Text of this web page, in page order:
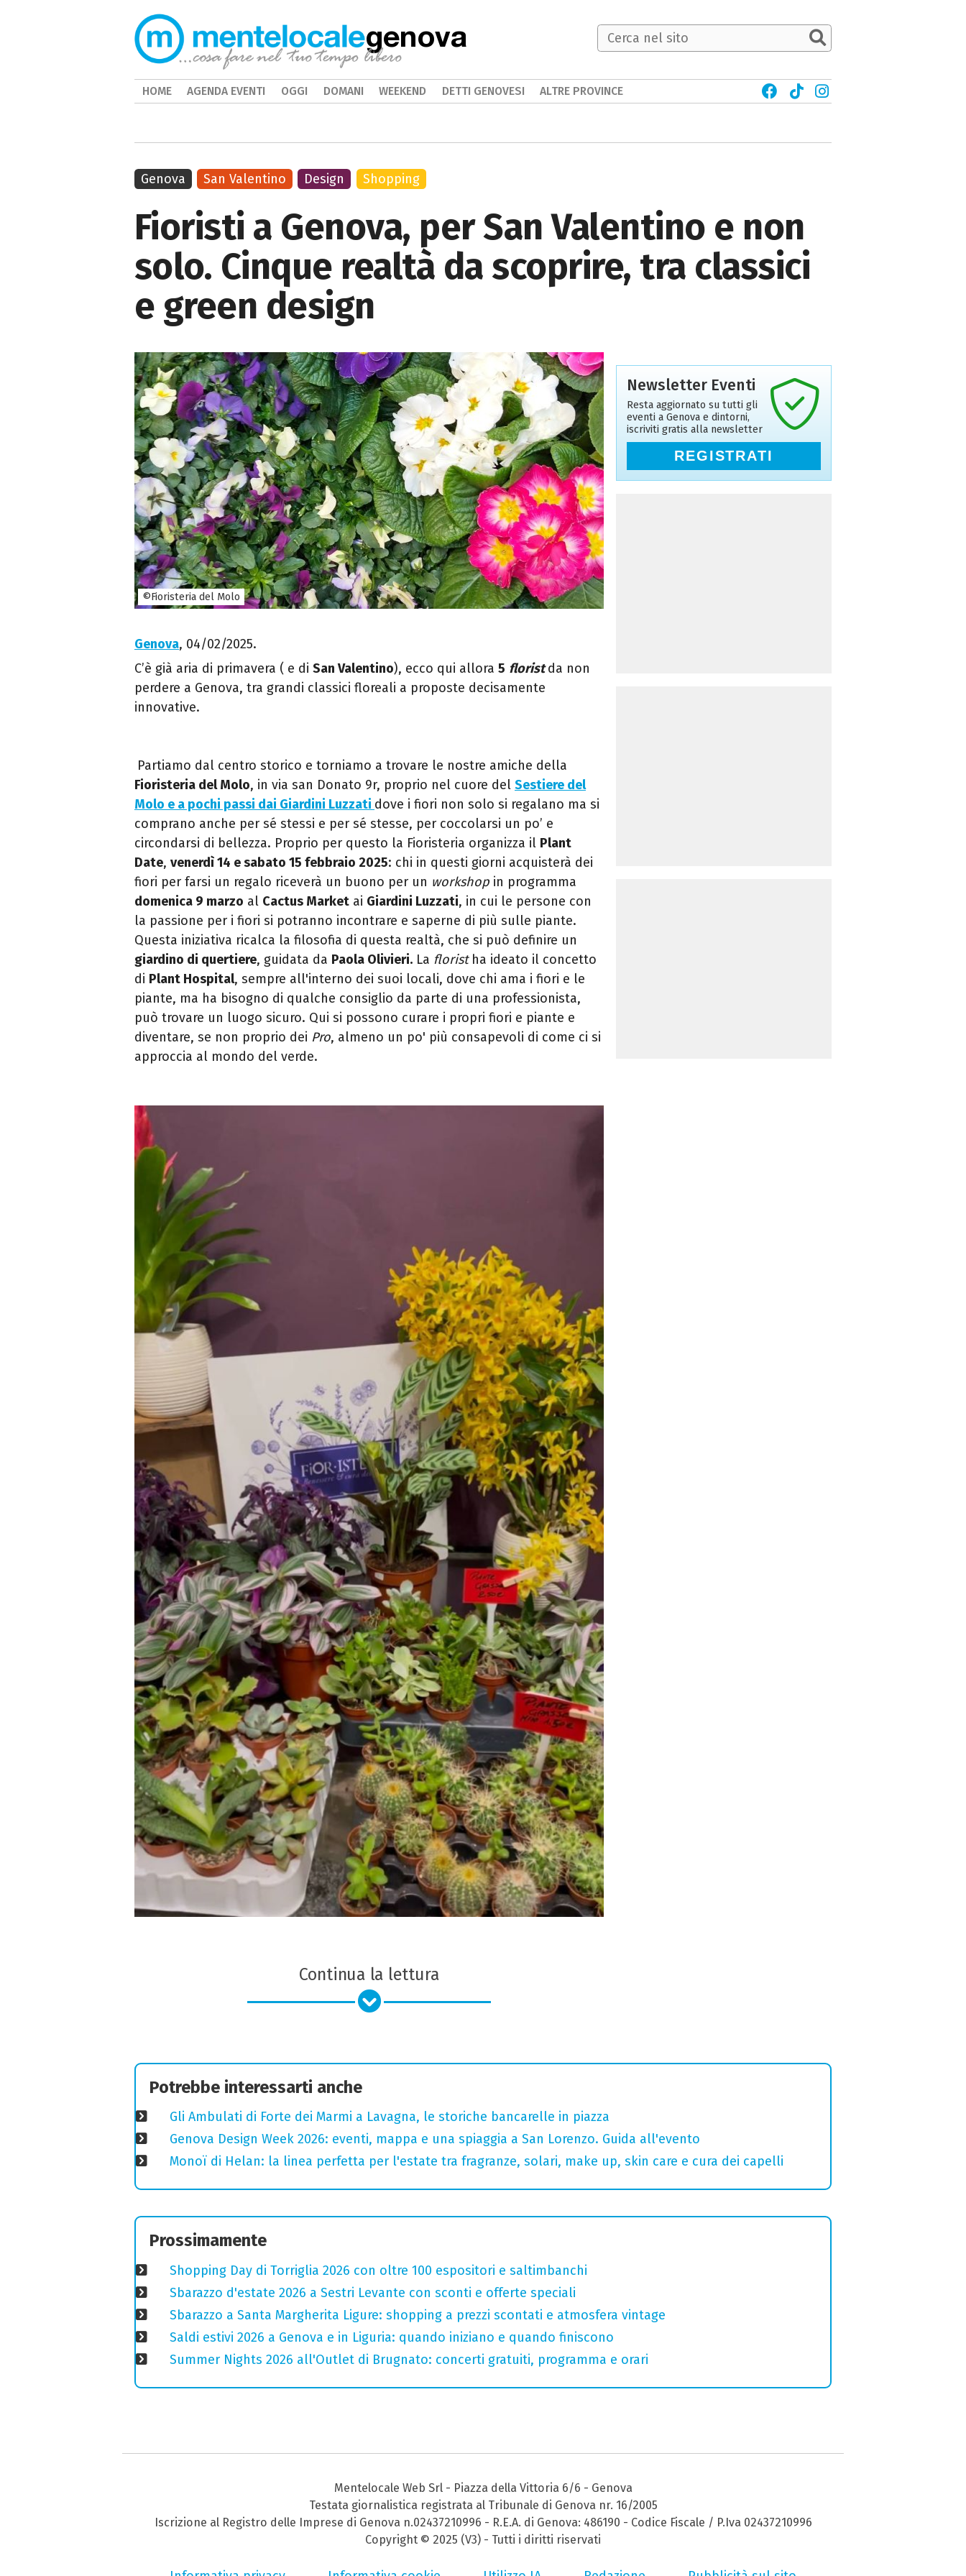
Fioristi a Genova, per San Valentino e non
solo. Cinque realtà da scoprire, tra classici
e green design
©Fioristeria del Molo
Genova, 04/02/2025.
C’è già aria di primavera ( e di San Valentino), ecco qui allora 5 florist da non
perdere a Genova, tra grandi classici floreali a proposte decisamente
innovative.
Partiamo dal centro storico e torniamo a trovare le nostre amiche della
Fioristeria del Molo, in via san Donato 9r, proprio nel cuore del Sestiere del
Molo e a pochi passi dai Giardini Luzzati dove i fiori non solo si regalano ma si
comprano anche per sé stessi e per sé stesse, per coccolarsi un po’ e
circondarsi di bellezza. Proprio per questo la Fioristeria organizza il Plant
Date, venerdì 14 e sabato 15 febbraio 2025: chi in questi giorni acquisterà dei
fiori per farsi un regalo riceverà un buono per un workshop in programma
domenica 9 marzo al Cactus Market ai Giardini Luzzati, in cui le persone con
la passione per i fiori si potranno incontrare e saperne di più sulle piante.
Questa iniziativa ricalca la filosofia di questa realtà, che si può definire un
giardino di quertiere, guidata da Paola Olivieri. La florist ha ideato il concetto
di Plant Hospital, sempre all'interno dei suoi locali, dove chi ama i fiori e le
piante, ma ha bisogno di qualche consiglio da parte di una professionista,
può trovare un luogo sicuro. Qui si possono curare i propri fiori e piante e
diventare, se non proprio dei Pro, almeno un po' più consapevoli di come ci si
approccia al mondo del verde.
Continua la lettura
Genova San Valentino Design Shopping
Newsletter Eventi
Resta aggiornato su tutti gli
eventi a Genova e dintorni,
iscriviti gratis alla newsletter
REGISTRATI
Potrebbe interessarti anche
Gli Ambulati di Forte dei Marmi a Lavagna, le storiche bancarelle in piazza
Genova Design Week 2026: eventi, mappa e una spiaggia a San Lorenzo. Guida all'evento
Monoï di Helan: la linea perfetta per l'estate tra fragranze, solari, make up, skin care e cura dei capelli
Prossimamente
Shopping Day di Torriglia 2026 con oltre 100 espositori e saltimbanchi
Sbarazzo d'estate 2026 a Sestri Levante con sconti e offerte speciali
Sbarazzo a Santa Margherita Ligure: shopping a prezzi scontati e atmosfera vintage
Saldi estivi 2026 a Genova e in Liguria: quando iniziano e quando finiscono
Summer Nights 2026 all'Outlet di Brugnato: concerti gratuiti, programma e orari
genova
HOME AGENDA EVENTI OGGI DOMANI WEEKEND DETTI GENOVESI ALTRE PROVINCE
Mentelocale Web Srl - Piazza della Vittoria 6/6 - Genova
Testata giornalistica registrata al Tribunale di Genova nr. 16/2005
Iscrizione al Registro delle Imprese di Genova n.02437210996 - R.E.A. di Genova: 486190 - Codice Fiscale / P.Iva 02437210996
Copyright © 2025 (V3) - Tutti i diritti riservati